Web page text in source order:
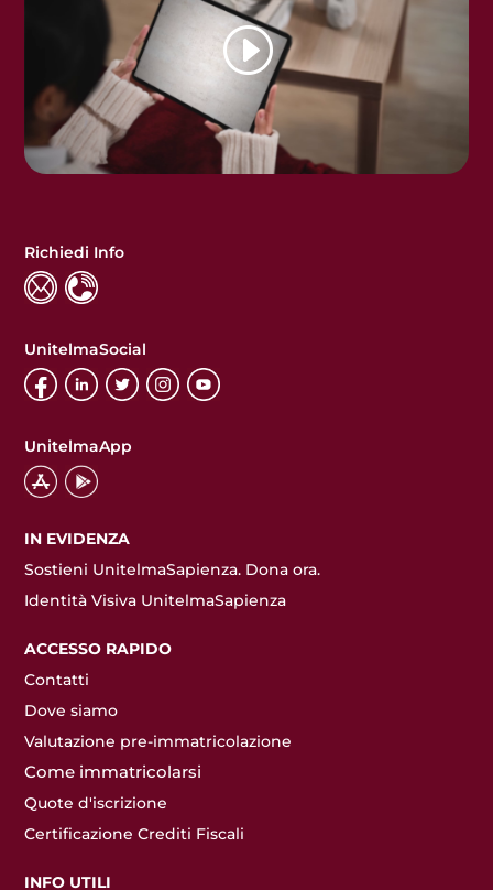
Richiedi Info
UnitelmaSocial
UnitelmaApp
IN EVIDENZA
Sostieni UnitelmaSapienza. Dona ora.
Identità Visiva UnitelmaSapienza
ACCESSO RAPIDO
Contatti
Dove siamo
Valutazione pre-immatricolazione
Come immatricolarsi
Quote d'iscrizione
Certificazione Crediti Fiscali
INFO UTILI